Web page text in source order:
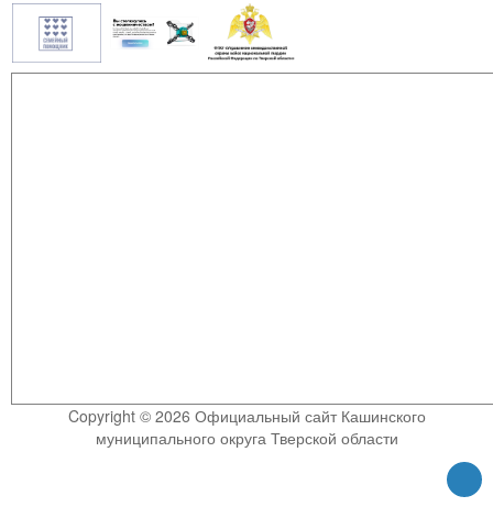
Copyright © 2026 Официальный сайт Кашинского
муниципального округа Тверской области